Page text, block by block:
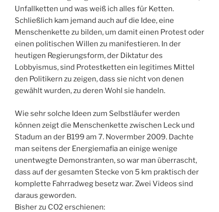
Unfallketten und was weiß ich alles für Ketten.
Schließlich kam jemand auch auf die Idee, eine
Menschenkette zu bilden, um damit einen Protest oder
einen politischen Willen zu manifestieren. In der
heutigen Regierungsform, der Diktatur des
Lobbyismus, sind Protestketten ein legitimes Mittel
den Politikern zu zeigen, dass sie nicht von denen
gewählt wurden, zu deren Wohl sie handeln.
Wie sehr solche Ideen zum Selbstläufer werden
können zeigt die Menschenkette zwischen Leck und
Stadum an der B199 am 7. Novermber 2009. Dachte
man seitens der Energiemafia an einige wenige
unentwegte Demonstranten, so war man überrascht,
dass auf der gesamten Stecke von 5 km praktisch der
komplette Fahrradweg besetz war. Zwei Videos sind
daraus geworden.
Bisher zu CO2 erschienen: